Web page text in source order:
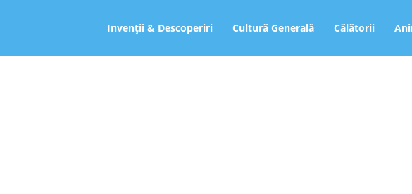
Invenții & Descoperiri Cultură Generală Călătorii